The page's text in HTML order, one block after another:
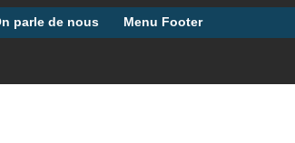
parle de nous Menu Footer